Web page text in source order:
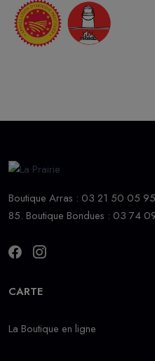
Boutique Arras : 03 21 50 05
85. Boutique Bondues : 03 74
CARTE
La Boutique en ligne